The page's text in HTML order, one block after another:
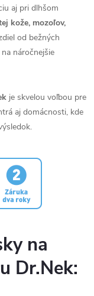
aj pri dlhšom
kože, mozoľov,
od bežných
náročnejšie
je skvelou voľbou pre
aj domácnosti, kde
na
Dr.Nek: